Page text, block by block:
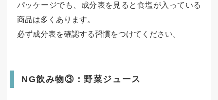
パッケージでも、成分表を見ると食塩が入っている
商品は多くあります。
必ず成分表を確認する習慣をつけてください。
NG飲み物③：野菜ジュース